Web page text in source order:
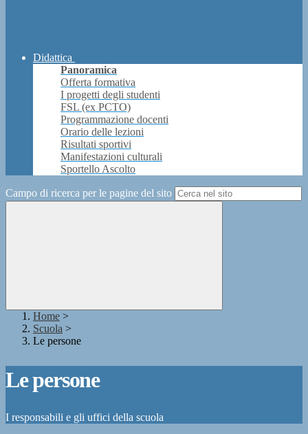
Didattica
Panoramica
Offerta formativa
I progetti degli studenti
FSL (ex PCTO)
Programmazione docenti
Orario delle lezioni
Risultati sportivi
Manifestazioni culturali
Sportello Ascolto
Campo di ricerca per le pagine del sito
Home >
Scuola >
Le persone
Le persone
I responsabili e gli uffici della scuola